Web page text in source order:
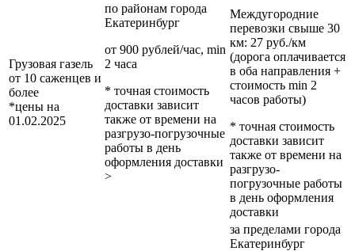
Грузовая газель
от 10 саженцев и
более
*цены на
01.02.2025
по районам города
Екатеринбург
от 900 рублей/час, min
2 часа
* точная стоимость
доставки зависит
также от времени на
разгрузо-погрузочные
работы в день
оформления доставки
>
Междугородние
перевозки свыше 30
км: 27 руб./км
(дорога оплачивается
в оба направления +
стоимость min 2
часов работы)
* точная стоимость
доставки зависит
также от времени на
разгрузо-
погрузочные работы
в день оформления
доставки
за пределами города
Екатеринбург